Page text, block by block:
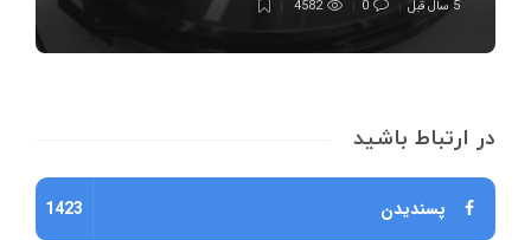
5 سال قبل 0
4582
در ارتباط باشید
پسندیدن 1423